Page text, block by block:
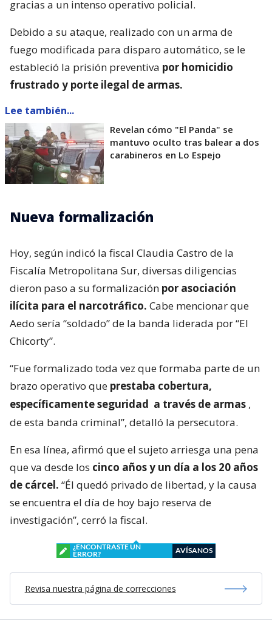
gracias a un intenso operativo policial.
Debido a su ataque, realizado con un arma de
fuego modificada para disparo automático, se le
estableció la prisión preventiva por homicidio
frustrado y porte ilegal de armas.
Lee también...
Revelan cómo "El Panda" se
mantuvo oculto tras balear a dos
carabineros en Lo Espejo
Nueva formalización
Hoy, según indicó la fiscal Claudia Castro de la
Fiscalía Metropolitana Sur, diversas diligencias
dieron paso a su formalización por asociación
ilícita para el narcotráfico. Cabe mencionar que
Aedo sería “soldado” de la banda liderada por “El
Chicorty”.
“Fue formalizado toda vez que formaba parte de un
brazo operativo que prestaba cobertura,
específicamente seguridad a través de armas ,
de esta banda criminal”, detalló la persecutora.
En esa línea, afirmó que el sujeto arriesga una pena
que va desde los cinco años y un día a los 20 años
de cárcel. “Él quedó privado de libertad, y la causa
se encuentra el día de hoy bajo reserva de
investigación”, cerró la fiscal.
¿ENCONTRASTE UN
ERROR?
AVÍSANOS
Revisa nuestra página de correcciones